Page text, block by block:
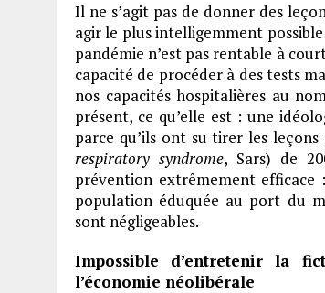
Il ne s’agit pas de donner des
agir le plus intelligemment
pandémie n’est pas rentable à
capacité de procéder à des tests
nos capacités hospitalières au
présent, ce qu’elle est : une
parce qu’ils ont su tirer les
respiratory syndrome, Sars) de
prévention extrêmement efficace
population éduquée au port du
sont négligeables.
Impossible d’entretenir la
l’économie néolibérale